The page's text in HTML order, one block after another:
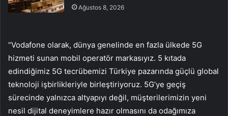
Ağustos 8, 2026
“Vodafone olarak, dünya genelinde en fazla ülkede 5G
hizmeti sunan mobil operatör markasıyız. 5 kıtada
edindiğimiz 5G tecrübemizi Türkiye pazarında güçlü global
teknoloji işbirlikleriyle birleştiriyoruz. 5G’ye geçiş
sürecinde yalnızca altyapıyı değil, müşterilerimizin yeni
nesil dijital deneyimlere hazır olmasını da odağımıza